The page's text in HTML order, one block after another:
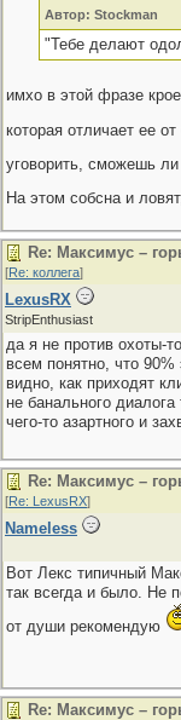
Автор: Stockman
"Тебе делают
имхо в этой фразе
которая отличает ее
уговорить, сможешь
На этом собсна и
Re: Максимус –
[Re: коллега]
LexusRX
StripEnthusiast
да я не против охоты-
всем понятно, что 90%
видно, как приходят
не банального
чего-то азартного и
Re: Максимус –
[Re: LexusRX]
Nameless
Вот Лекс типичный
так всегда и было. Не
от души рекомендую
Re: Максимус –